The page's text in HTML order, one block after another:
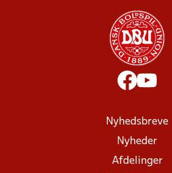
Nyhedsbreve
Nyheder
Afdelinger